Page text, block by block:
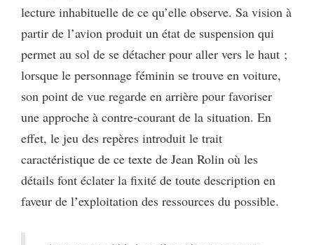
lecture inhabituelle de ce qu’elle observe. Sa vision à
partir de l’avion produit un état de suspension qui
permet au sol de se détacher pour aller vers le haut ;
lorsque le personnage féminin se trouve en voiture,
son point de vue regarde en arrière pour favoriser
une approche à contre-courant de la situation. En
effet, le jeu des repères introduit le trait
caractéristique de ce texte de Jean Rolin où les
détails font éclater la fixité de toute description en
faveur de l’exploitation des ressources du possible.